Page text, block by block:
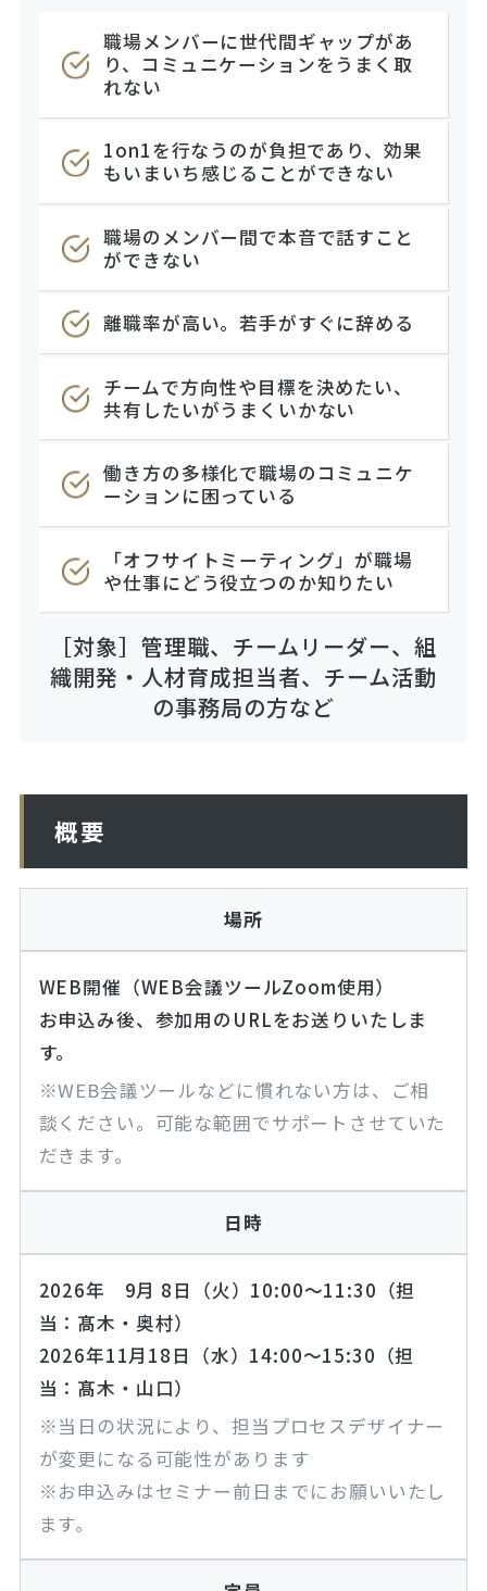
職場メンバーに世代間ギャップがあ
り、コミュニケーションをうまく取
れない
1on1を行なうのが負担であり、効果
もいまいち感じることができない
職場のメンバー間で本音で話すこと
ができない
離職率が高い。若手がすぐに辞める
チームで方向性や目標を決めたい、
共有したいがうまくいかない
働き方の多様化で職場のコミュニケ
ーションに困っている
「オフサイトミーティング」が職場
や仕事にどう役立つのか知りたい
［対象］管理職、チームリーダー、組
織開発・人材育成担当者、チーム活動
の事務局の方など
概要
場所
WEB開催（WEB会議ツールZoom使用）
お申込み後、参加用のURLをお送りいたしま
す。
※WEB会議ツールなどに慣れない方は、ご相
談ください。可能な範囲でサポートさせていた
だきます。
日時
2026年 9月 8日（火）10:00～11:30（担
当：髙木・奥村）
2026年11月18日（水）14:00～15:30（担
当：髙木・山口）
※当日の状況により、担当プロセスデザイナー
が変更になる可能性があります
※お申込みはセミナー前日までにお願いいたし
ます。